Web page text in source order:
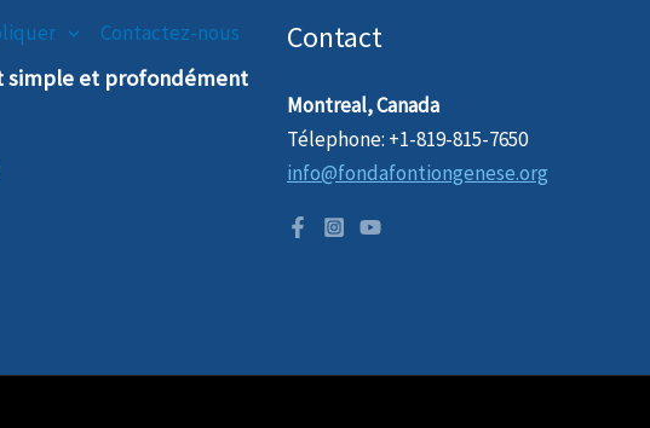
Contactez-nous
et profondément
Contact
Montreal, Canada
Télephone: +1-819-815-7650
info@fondafontiongenese.org